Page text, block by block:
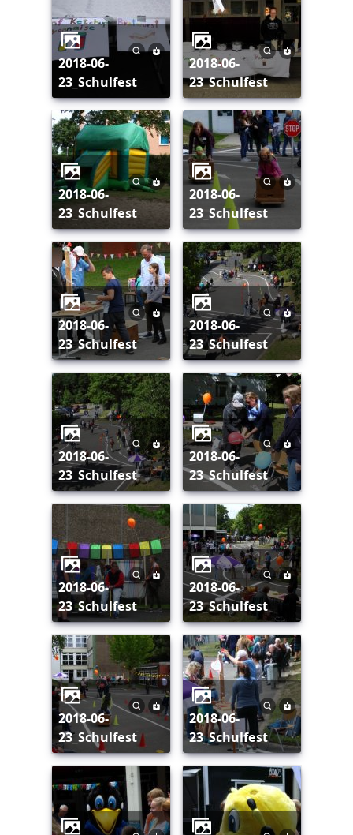
2018-06-
23_Schulfest
2018-06-
23_Schulfest
2018-06-
23_Schulfest
2018-06-
23_Schulfest
2018-06-
23_Schulfest
2018-06-
23_Schulfest
2018-06-
23_Schulfest
2018-06-
23_Schulfest
2018-06-
23_Schulfest
2018-06-
23_Schulfest
2018-06-
23_Schulfest
2018-06-
23_Schulfest